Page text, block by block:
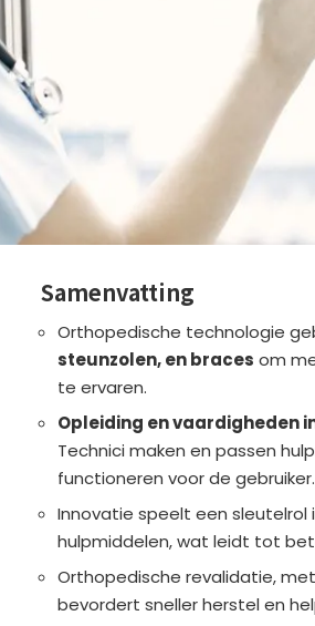
Samenvatting
Orthopedische technologie
steunzolen, en braces om
te ervaren.
Opleiding en vaardigheden
Technici maken en passen
functioneren voor de gebruiker.
Innovatie speelt een sleutelrol
hulpmiddelen, wat leidt tot
Orthopedische revalidatie,
bevordert sneller herstel en